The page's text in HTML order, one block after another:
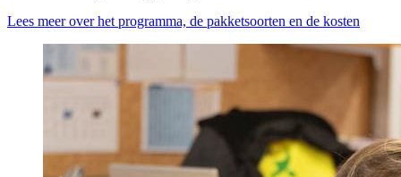
Lees meer over het programma, de pakketsoorten en de kosten